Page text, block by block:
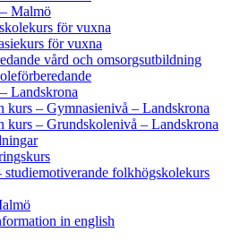
Malmö
för vuxna
för vuxna
vård och omsorgsutbildning
Landskrona
kurs – Gymnasienivå – Landskrona
kurs – Grundskolenivå – Landskrona
studiemotiverande folkhögskolekurs
in english